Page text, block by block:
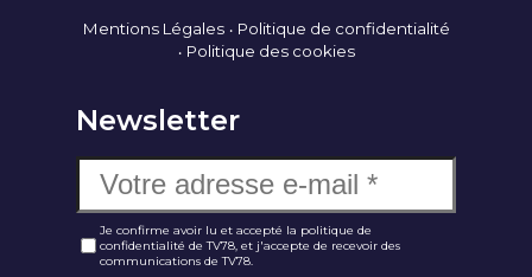
Mentions Légales
Politique de confidentialité
Politique des cookies
Newsletter
Je confirme avoir lu et accepté la politique de
confidentialité de TV78, et j'accepte de recevoir des
communications de TV78.